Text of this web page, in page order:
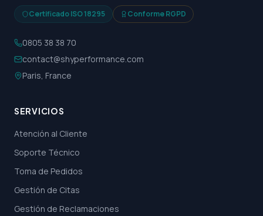
Certificado ISO 18295 Conforme RGPD
0805 38 38 70
contact@shyperformance.com
Paris, France
SERVICIOS
Atención al Cliente
Soporte Técnico
Toma de Pedidos
Gestión de Citas
Gestión de Reclamaciones